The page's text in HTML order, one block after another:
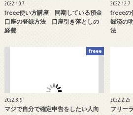
2022.10.7
freee使い方講座 同期している預金
口座の登録方法 口座引き落としの
経費
2022.12.7
freee
録済の
法
freee
2022.8.9
マジで自分で確定申告をしたい人向
2022.2.25
フリー